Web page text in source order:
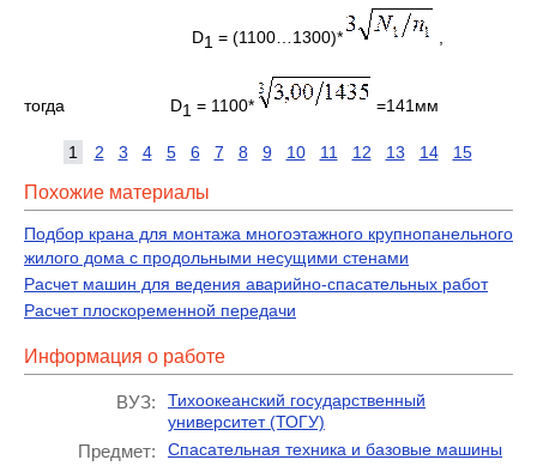
D1 = (1100…1300)* ,
тогда D1 = 1100* =141мм
1 2 3 4 5 6 7 8 9 10 11 12 13 14 15
Похожие материалы
Подбор крана для монтажа многоэтажного крупнопанельного
жилого дома с продольными несущими стенами
Расчет машин для ведения аварийно-спасательных работ
Расчет плоскоременной передачи
Информация о работе
ВУЗ:
Тихоокеанский государственный
университет (ТОГУ)
Предмет: Спасательная техника и базовые машины